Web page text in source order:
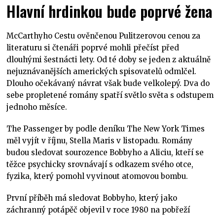
Hlavní hrdinkou bude poprvé žena
McCarthyho Cestu ověnčenou Pulitzerovou cenou za
literaturu si čtenáři poprvé mohli přečíst před
dlouhými šestnácti lety. Od té doby se jeden z aktuálně
nejuznávanějších amerických spisovatelů odmlčel.
Dlouho očekávaný návrat však bude velkolepý. Dva do
sebe propletené romány spatří světlo světa s odstupem
jednoho měsíce.
The Passenger by podle deníku The New York Times
měl vyjít v říjnu, Stella Maris v listopadu. Romány
budou sledovat sourozence Bobbyho a Aliciu, kteří se
těžce psychicky srovnávají s odkazem svého otce,
fyzika, který pomohl vyvinout atomovou bombu.
První příběh má sledovat Bobbyho, který jako
záchranný potápěč objevil v roce 1980 na pobřeží